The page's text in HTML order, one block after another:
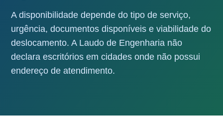
A disponibilidade depende do tipo de serviço,
urgência, documentos disponíveis e viabilidade do
deslocamento. A Laudo de Engenharia não
declara escritórios em cidades onde não possui
endereço de atendimento.